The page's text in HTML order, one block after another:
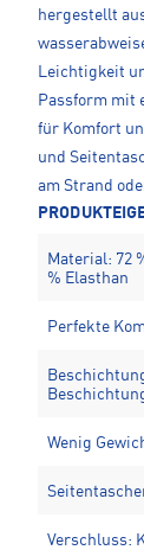
hergestellt
Leichtigkeit
Passform mit
für Komfort
und
am Strand
Material: 72
% Elasthan
Perfekte
Wenig
Verschluss: